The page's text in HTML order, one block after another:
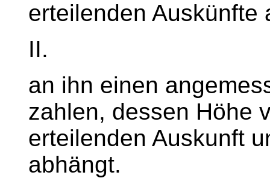
erteilenden Auskünfte
II.
an ihn einen
zahlen, dessen Höhe
erteilenden Auskunft
abhängt.